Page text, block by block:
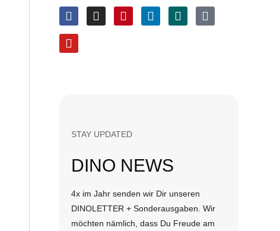
STAY UPDATED
DINO NEWS
4x im Jahr senden wir Dir unseren
DINOLETTER + Sonderausgaben. Wir
möchten nämlich, dass Du Freude am